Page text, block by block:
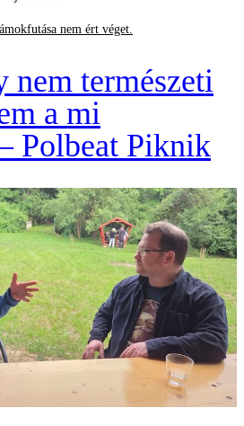
nem ért véget.
nem természeti
a mi
Polbeat Piknik